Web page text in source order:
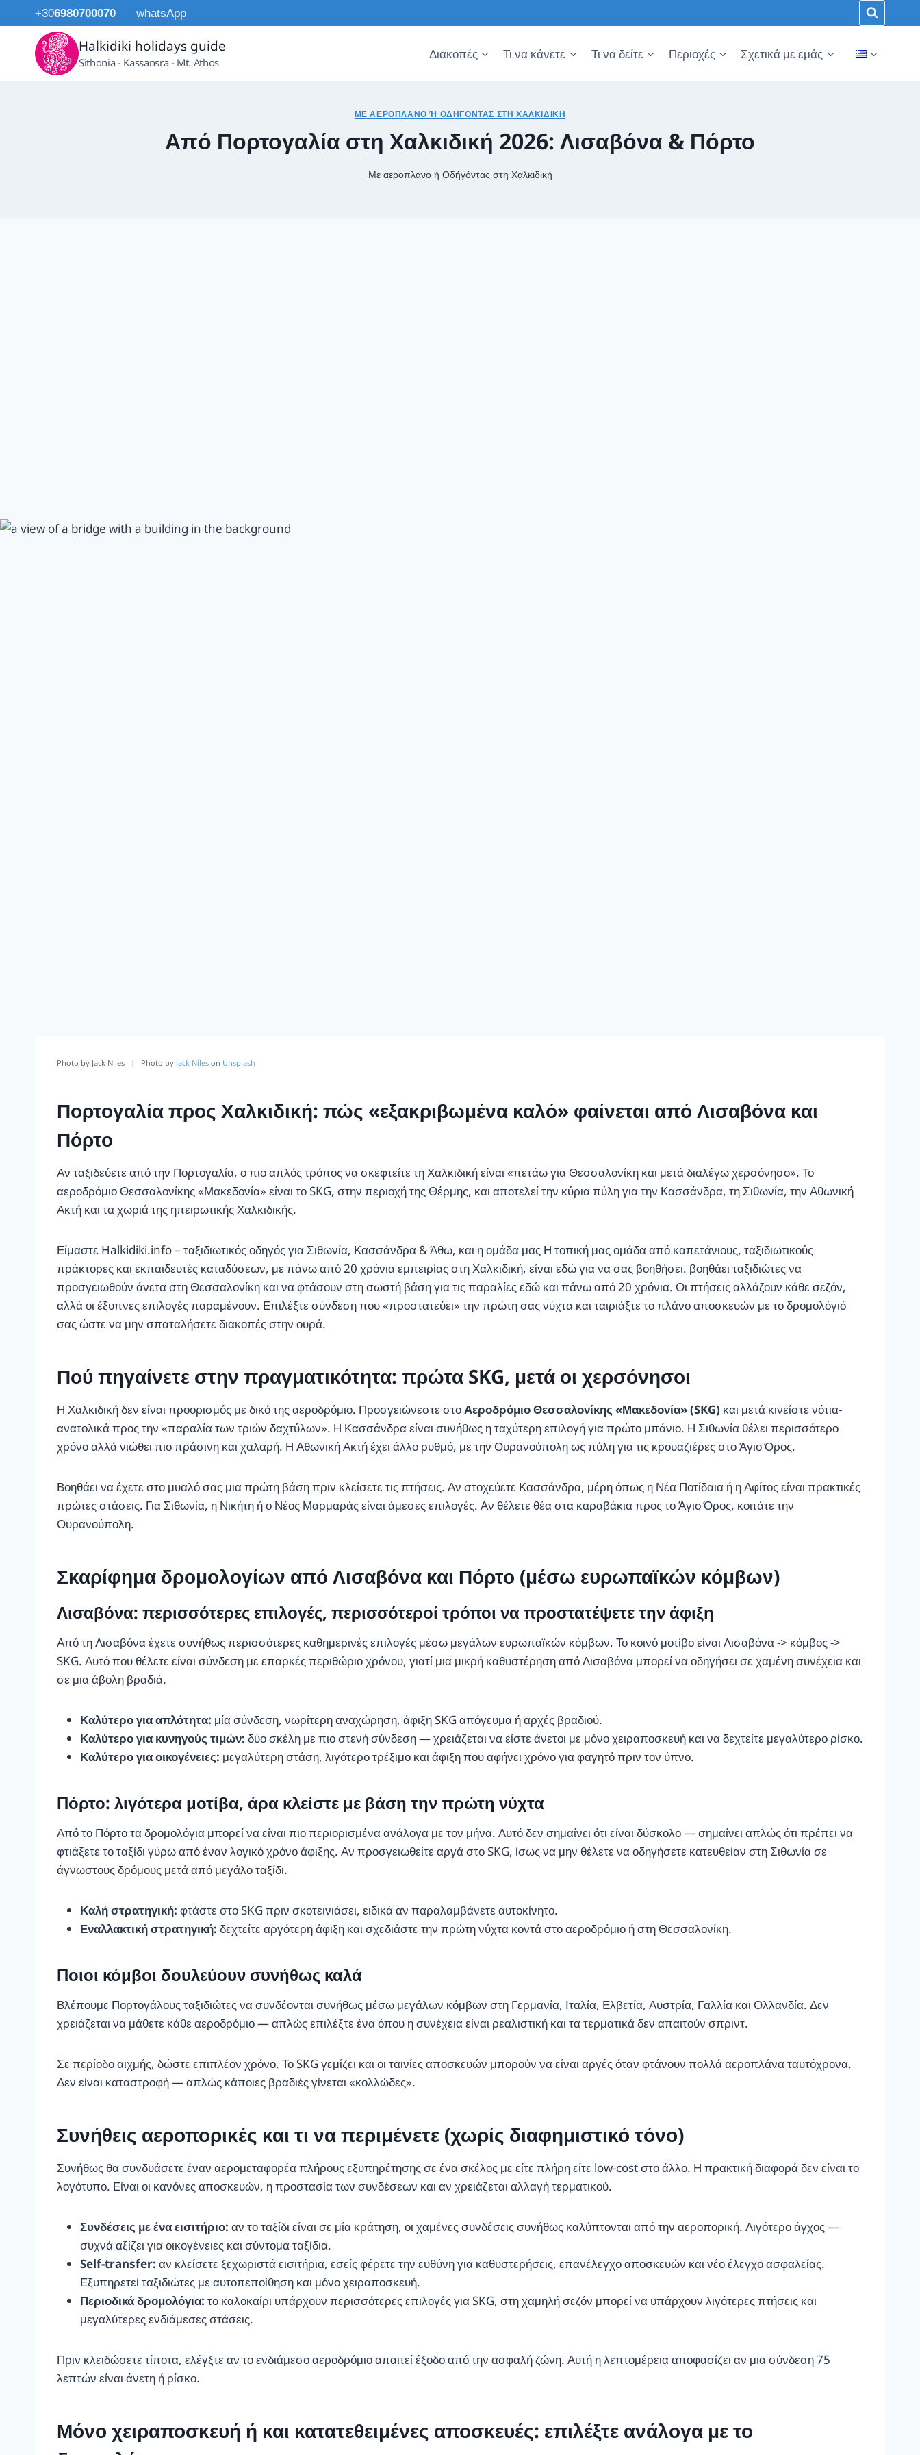
to
content
+306980700070 whatsApp
Halkidiki holidays guide
Sithonia - Kassansra - Mt. Athos
Διακοπές Τι να κάνετε Τι να δείτε Περιοχές Σχετικά με εμάς
ΜΕ ΑΕΡΟΠΛΑΝΟ Ή ΟΔΉΓΌΝΤΑΣ ΣΤΗ ΧΑΛΚΙΔΙΚΉ
Από Πορτογαλία στη Χαλκιδική 2026: Λισαβόνα & Πόρτο
Με αεροπλανο ή Οδήγόντας στη Χαλκιδική
Photo by Jack Niles | Photo by Jack Niles on Unsplash
Πορτογαλία προς Χαλκιδική: πώς «εξακριβωμένα καλό» φαίνεται από Λισαβόνα και
Πόρτο
Αν ταξιδεύετε από την Πορτογαλία, ο πιο απλός τρόπος να σκεφτείτε τη Χαλκιδική είναι «πετάω για Θεσσαλονίκη και μετά διαλέγω χερσόνησο». Το
αεροδρόμιο Θεσσαλονίκης «Μακεδονία» είναι το SKG, στην περιοχή της Θέρμης, και αποτελεί την κύρια πύλη για την Κασσάνδρα, τη Σιθωνία, την Αθωνική
Ακτή και τα χωριά της ηπειρωτικής Χαλκιδικής.
Είμαστε Halkidiki.info – ταξιδιωτικός οδηγός για Σιθωνία, Κασσάνδρα & Άθω, και η ομάδα μας Η τοπική μας ομάδα από καπετάνιους, ταξιδιωτικούς
πράκτορες και εκπαιδευτές καταδύσεων, με πάνω από 20 χρόνια εμπειρίας στη Χαλκιδική, είναι εδώ για να σας βοηθήσει. βοηθάει ταξιδιώτες να
προσγειωθούν άνετα στη Θεσσαλονίκη και να φτάσουν στη σωστή βάση για τις παραλίες εδώ και πάνω από 20 χρόνια. Οι πτήσεις αλλάζουν κάθε σεζόν,
αλλά οι έξυπνες επιλογές παραμένουν. Επιλέξτε σύνδεση που «προστατεύει» την πρώτη σας νύχτα και ταιριάξτε το πλάνο αποσκευών με το δρομολόγιό
σας ώστε να μην σπαταλήσετε διακοπές στην ουρά.
Πού πηγαίνετε στην πραγματικότητα: πρώτα SKG, μετά οι χερσόνησοι
Η Χαλκιδική δεν είναι προορισμός με δικό της αεροδρόμιο. Προσγειώνεστε στοΑεροδρόμιο Θεσσαλονίκης «Μακεδονία» (SKG) και μετά κινείστε νότια-
ανατολικά προς την «παραλία των τριών δαχτύλων». Η Κασσάνδρα είναι συνήθως η ταχύτερη επιλογή για πρώτο μπάνιο. Η Σιθωνία θέλει περισσότερο
χρόνο αλλά νιώθει πιο πράσινη και χαλαρή. Η Αθωνική Ακτή έχει άλλο ρυθμό, με την Ουρανούπολη ως πύλη για τις κρουαζιέρες στο Άγιο Όρος.
Βοηθάει να έχετε στο μυαλό σας μια πρώτη βάση πριν κλείσετε τις πτήσεις. Αν στοχεύετε Κασσάνδρα, μέρη όπως η Νέα Ποτίδαια ή η Αφίτος είναι πρακτικές
πρώτες στάσεις. Για Σιθωνία, η Νικήτη ή ο Νέος Μαρμαράς είναι άμεσες επιλογές. Αν θέλετε θέα στα καραβάκια προς το Άγιο Όρος, κοιτάτε την
Ουρανούπολη.
Σκαρίφημα δρομολογίων από Λισαβόνα και Πόρτο (μέσω ευρωπαϊκών κόμβων)
Λισαβόνα: περισσότερες επιλογές, περισσότεροί τρόποι να προστατέψετε την άφιξη
Από τη Λισαβόνα έχετε συνήθως περισσότερες καθημερινές επιλογές μέσω μεγάλων ευρωπαϊκών κόμβων. Το κοινό μοτίβο είναι Λισαβόνα -> κόμβος ->
SKG. Αυτό που θέλετε είναι σύνδεση με επαρκές περιθώριο χρόνου, γιατί μια μικρή καθυστέρηση από Λισαβόνα μπορεί να οδηγήσει σε χαμένη συνέχεια και
σε μια άβολη βραδιά.
Καλύτερο για απλότητα: μία σύνδεση, νωρίτερη αναχώρηση, άφιξη SKG απόγευμα ή αρχές βραδιού.
Καλύτερο για κυνηγούς τιμών: δύο σκέλη με πιο στενή σύνδεση — χρειάζεται να είστε άνετοι με μόνο χειραποσκευή και να δεχτείτε μεγαλύτερο ρίσκο.
Καλύτερο για οικογένειες: μεγαλύτερη στάση, λιγότερο τρέξιμο και άφιξη που αφήνει χρόνο για φαγητό πριν τον ύπνο.
Πόρτο: λιγότερα μοτίβα, άρα κλείστε με βάση την πρώτη νύχτα
Από το Πόρτο τα δρομολόγια μπορεί να είναι πιο περιορισμένα ανάλογα με τον μήνα. Αυτό δεν σημαίνει ότι είναι δύσκολο — σημαίνει απλώς ότι πρέπει να
φτιάξετε το ταξίδι γύρω από έναν λογικό χρόνο άφιξης. Αν προσγειωθείτε αργά στο SKG, ίσως να μην θέλετε να οδηγήσετε κατευθείαν στη Σιθωνία σε
άγνωστους δρόμους μετά από μεγάλο ταξίδι.
Καλή στρατηγική: φτάστε στο SKG πριν σκοτεινιάσει, ειδικά αν παραλαμβάνετε αυτοκίνητο.
Εναλλακτική στρατηγική: δεχτείτε αργότερη άφιξη και σχεδιάστε την πρώτη νύχτα κοντά στο αεροδρόμιο ή στη Θεσσαλονίκη.
Ποιοι κόμβοι δουλεύουν συνήθως καλά
Βλέπουμε Πορτογάλους ταξιδιώτες να συνδέονται συνήθως μέσω μεγάλων κόμβων στη Γερμανία, Ιταλία, Ελβετία, Αυστρία, Γαλλία και Ολλανδία. Δεν
χρειάζεται να μάθετε κάθε αεροδρόμιο — απλώς επιλέξτε ένα όπου η συνέχεια είναι ρεαλιστική και τα τερματικά δεν απαιτούν σπριντ.
Σε περίοδο αιχμής, δώστε επιπλέον χρόνο. Το SKG γεμίζει και οι ταινίες αποσκευών μπορούν να είναι αργές όταν φτάνουν πολλά αεροπλάνα ταυτόχρονα.
Δεν είναι καταστροφή — απλώς κάποιες βραδιές γίνεται «κολλώδες».
Συνήθεις αεροπορικές και τι να περιμένετε (χωρίς διαφημιστικό τόνο)
Συνήθως θα συνδυάσετε έναν αερομεταφορέα πλήρους εξυπηρέτησης σε ένα σκέλος με είτε πλήρη είτε low-cost στο άλλο. Η πρακτική διαφορά δεν είναι το
λογότυπο. Είναι οι κανόνες αποσκευών, η προστασία των συνδέσεων και αν χρειάζεται αλλαγή τερματικού.
Συνδέσεις με ένα εισιτήριο: αν το ταξίδι είναι σε μία κράτηση, οι χαμένες συνδέσεις συνήθως καλύπτονται από την αεροπορική. Λιγότερο άγχος —
συχνά αξίζει για οικογένειες και σύντομα ταξίδια.
Self-transfer: αν κλείσετε ξεχωριστά εισιτήρια, εσείς φέρετε την ευθύνη για καθυστερήσεις, επανέλεγχο αποσκευών και νέο έλεγχο ασφαλείας.
Εξυπηρετεί ταξιδιώτες με αυτοπεποίθηση και μόνο χειραποσκευή.
Περιοδικά δρομολόγια: το καλοκαίρι υπάρχουν περισσότερες επιλογές για SKG, στη χαμηλή σεζόν μπορεί να υπάρχουν λιγότερες πτήσεις και
μεγαλύτερες ενδιάμεσες στάσεις.
Πριν κλειδώσετε τίποτα, ελέγξτε αν το ενδιάμεσο αεροδρόμιο απαιτεί έξοδο από την ασφαλή ζώνη. Αυτή η λεπτομέρεια αποφασίζει αν μια σύνδεση 75
λεπτών είναι άνετη ή ρίσκο.
Μόνο χειραποσκευή ή και κατατεθειμένες αποσκευές: επιλέξτε ανάλογα με το